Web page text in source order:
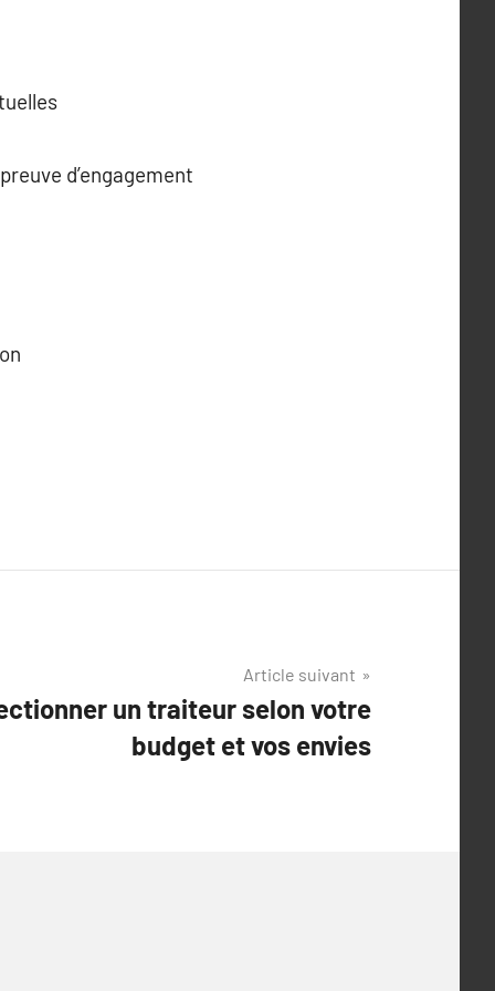
d’engagement
Article suivant
un traiteur selon votre
budget et vos envies